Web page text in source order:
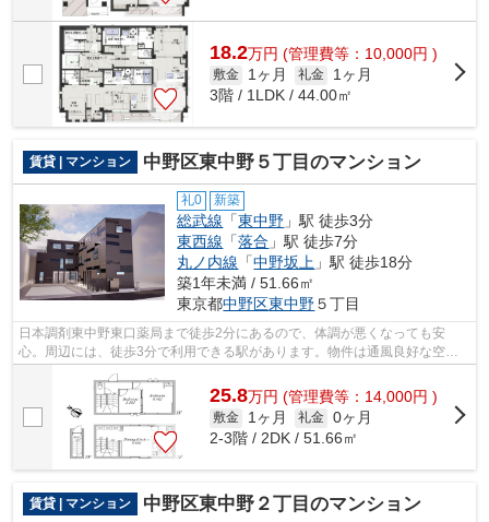
18.2万円 (管理費等：10,000円 )
敷金 1ヶ月 礼金
1ヶ月
3階 / 1LDK / 44.00㎡
賃貸 | マンション 中野区東中野５丁目のマンション
礼0 新築
総武線 「東中野 」駅 徒歩3分
東西線 「落合 」駅 徒歩7分
丸ノ内線 「中野坂上 」駅 徒歩18分
築1年未満 / 51.66㎡
東京都中野区東中野５丁目
日本調剤東中野東口薬局まで徒歩2分にあるので、体調が悪くなっても安
心。周辺には、徒歩3分で利用できる駅があります。物件は通風良好な空間
です。アクセスには中野区エリアの賃貸情...
25.8万円 (管理費等：14,000円 )
敷金 1ヶ月 礼金 0ヶ月
2-3階 / 2DK / 51.66㎡
賃貸 | マンション 中野区東中野２丁目のマンション